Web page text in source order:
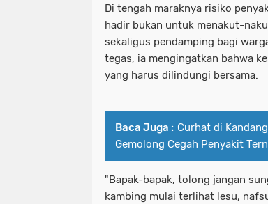
Di tengah maraknya risiko
hadir bukan untuk menakut-
sekaligus pendamping bagi
tegas, ia mengingatkan bahwa
yang harus dilindungi bersama.
Baca Juga : Curhat di
Gemolong Cegah Penyakit
"Bapak-bapak, tolong jangan
kambing mulai terlihat lesu,